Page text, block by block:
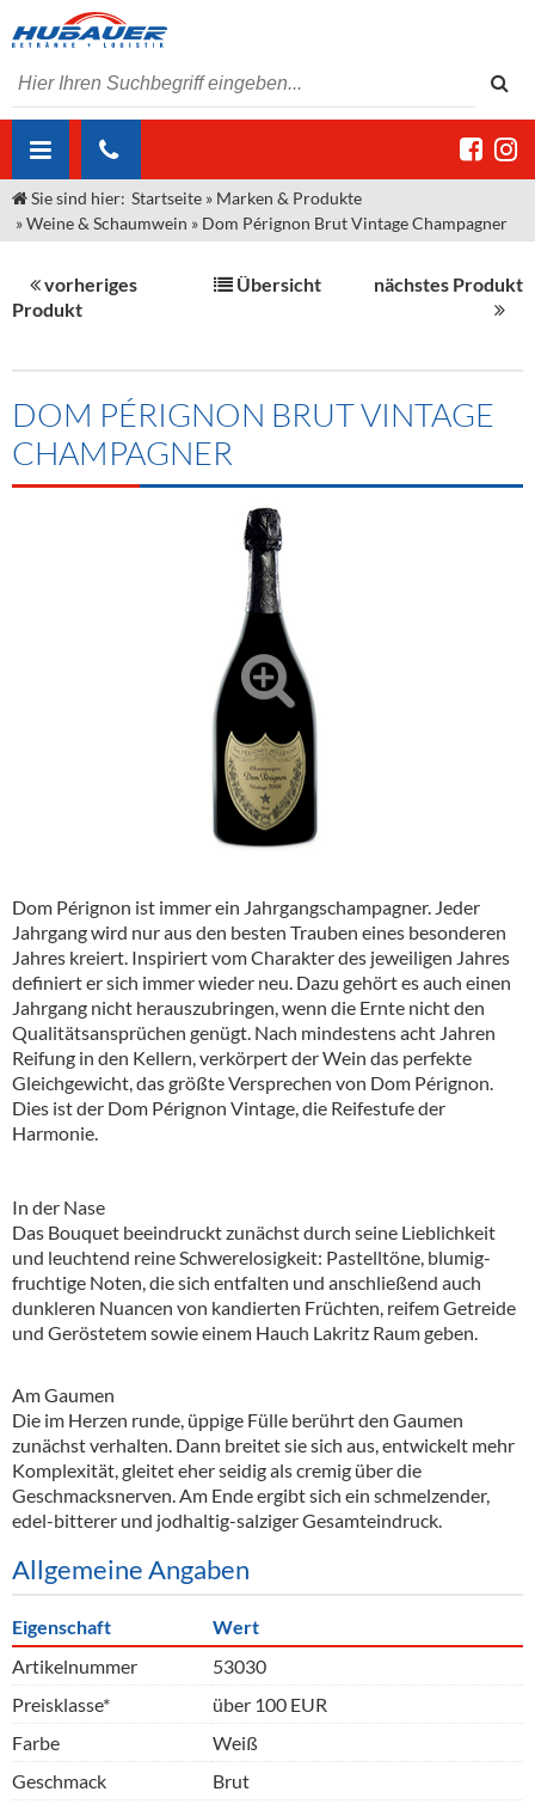
ÜBER UNS
Unser Liefergebiet
Kontakt
Angebote Gastronomie & Großhandel
Großhandel
"DroughtMaster"
Neuigkeiten
Termine
MARKEN & PRODUKTE
Sirup
Spirituosen
Hygieneartikel & Desinfektion
Kommisionskauf & Lieferbedingungen
Fremddienstleistungen
Sie sind hier: Startseite » Marken & Produkte
»Weine & Schaumwein » Dom Pérignon Brut Vintage Champagner
vorheriges
Produkt
Übersicht nächstes Produkt
DOM PÉRIGNON BRUT VINTAGE
CHAMPAGNER
Dom Pérignon ist immer ein Jahrgangschampagner. Jeder
Jahrgang wird nur aus den besten Trauben eines besonderen
Jahres kreiert. Inspiriert vom Charakter des jeweiligen Jahres
definiert er sich immer wieder neu. Dazu gehört es auch einen
Jahrgang nicht herauszubringen, wenn die Ernte nicht den
Qualitätsansprüchen genügt. Nach mindestens acht Jahren
Reifung in den Kellern, verkörpert der Wein das perfekte
Gleichgewicht, das größte Versprechen von Dom Pérignon.
Dies ist der Dom Pérignon Vintage, die Reifestufe der
Harmonie.
In der Nase
Das Bouquet beeindruckt zunächst durch seine Lieblichkeit
und leuchtend reine Schwerelosigkeit: Pastelltöne, blumig-
fruchtige Noten, die sich entfalten und anschließend auch
dunkleren Nuancen von kandierten Früchten, reifem Getreide
und Geröstetem sowie einem Hauch Lakritz Raum geben.
Am Gaumen
Die im Herzen runde, üppige Fülle berührt den Gaumen
zunächst verhalten. Dann breitet sie sich aus, entwickelt mehr
Komplexität, gleitet eher seidig als cremig über die
Geschmacksnerven. Am Ende ergibt sich ein schmelzender,
edel-bitterer und jodhaltig-salziger Gesamteindruck.
Allgemeine Angaben
Eigenschaft
Wert
Artikelnummer
53030
Preisklasse*
über 100 EUR
Farbe
Weiß
Geschmack
Brut